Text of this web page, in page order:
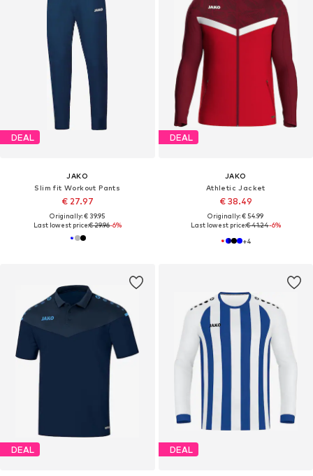
DEAL
JAKO
Slim fit Workout Pants
€ 27.97
Originally: € 39.95
Last lowest price:€ 29.96-6%
DEAL
JAKO
Athletic Jacket
€ 38.49
Originally: € 54.99
Last lowest price:€ 41.24-6%
+4
DEAL DEAL